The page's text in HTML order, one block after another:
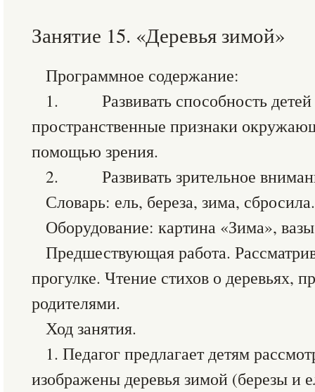
Занятие 15. «Деревья зимой»
Программное содержание:
1. Развивать способность детей
пространственные признаки
помощью зрения.
2. Развивать зрительное
Словарь: ель, береза, зима, сбросила.
Оборудование: картина «Зима»,
Предшествующая работа.
прогулке. Чтение стихов о деревьях,
родителями.
Ход занятия.
1. Педагог предлагает детям
изображены деревья зимой (березы